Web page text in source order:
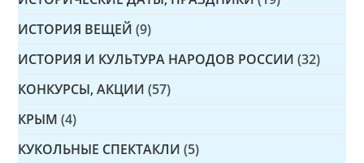
ИСТОРИЯ ВЕЩЕЙ (9)
ИСТОРИЯ И КУЛЬТУРА НАРОДОВ РОССИИ (32)
КОНКУРСЫ, АКЦИИ (57)
КРЫМ (4)
КУКОЛЬНЫЕ СПЕКТАКЛИ (5)